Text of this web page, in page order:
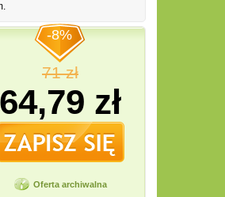
-8%
71 zł
64,79 zł
Oferta archiwalna